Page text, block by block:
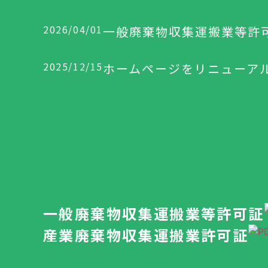
2026/04/01一般廃棄物収集運搬業等許
2025/12/15ホームページをリニューア
一般廃棄物収集運搬業等許可証
産業廃棄物収集運搬業許可証